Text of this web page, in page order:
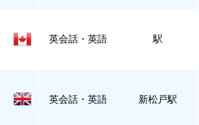
英会話・英語 駅
英会話・英語 新松戸駅